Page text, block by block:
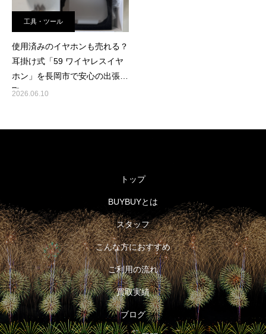
工具・ツール
使用済みのイヤホンも売れる？
耳掛け式「59 ワイヤレスイヤ
ホン」を長岡市で安心の出張買
取
2026.06.10
トップ
BUYBUYとは
スタッフ
こんな方におすすめ
ご利用の流れ
買取実績
ブログ